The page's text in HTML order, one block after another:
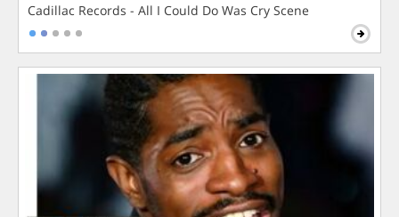
Cadillac Records - All I Could Do Was Cry Scene